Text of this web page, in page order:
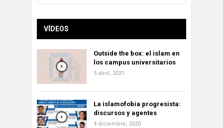
VÍDEOS
Outside the box: el islam en
los campus universitarios
5 abril, 2021
La islamofobia progresista:
discursos y agentes
4 diciembre, 2020